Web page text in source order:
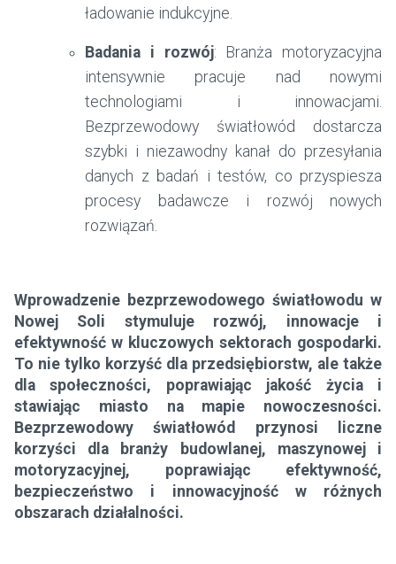
ładowanie indukcyjne.
Badania i rozwój: Branża motoryzacyjna
intensywnie pracuje nad nowymi
technologiami i innowacjami.
Bezprzewodowy światłowód dostarcza
szybki i niezawodny kanał do przesyłania
danych z badań i testów, co przyspiesza
procesy badawcze i rozwój nowych
rozwiązań.
Wprowadzenie bezprzewodowego światłowodu w
Nowej Soli stymuluje rozwój, innowacje i
efektywność w kluczowych sektorach gospodarki.
To nie tylko korzyść dla przedsiębiorstw, ale także
dla społeczności, poprawiając jakość życia i
stawiając miasto na mapie nowoczesności.
Bezprzewodowy światłowód przynosi liczne
korzyści dla branży budowlanej, maszynowej i
motoryzacyjnej, poprawiając efektywność,
bezpieczeństwo i innowacyjność w różnych
obszarach działalności.